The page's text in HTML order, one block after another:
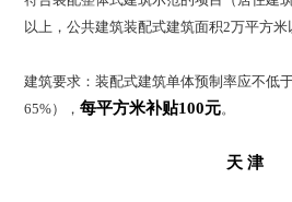
以上，公共建筑装配式建筑面积2万平方米
建筑要求：装配式建筑单体预制率应不低
65%），每平方米补贴100元。
天 津